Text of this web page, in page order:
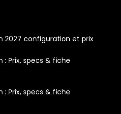
2027 configuration et prix
: Prix, specs & fiche
: Prix, specs & fiche